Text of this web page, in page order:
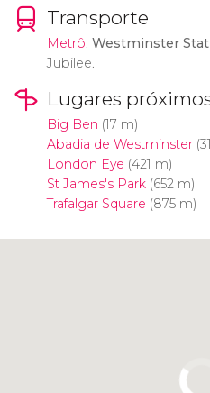
Transporte
Metrô: Westminster
Jubilee.
Lugares
Big Ben (17 m)
Abadia de Westminster
London Eye (421 m)
St James's Park(652 m)
Trafalgar Square (875 m)